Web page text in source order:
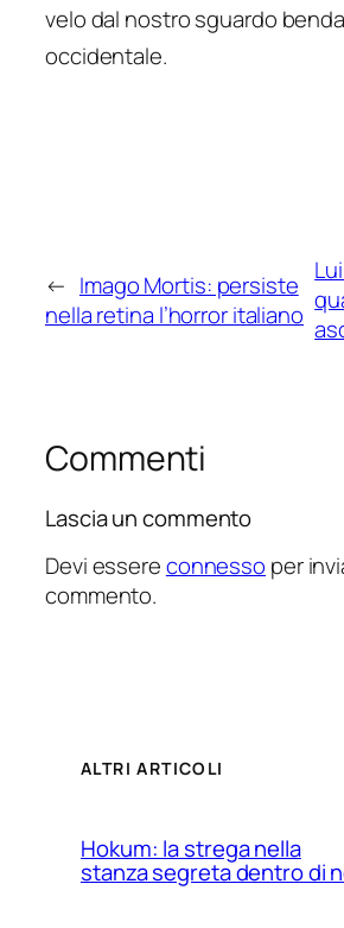
velo dal nostro sguardo
occidentale.
← Imago Mortis: persiste
nella retina l’horror italiano
Commenti
Lascia un commento
Devi essereconnesso per
commento.
ALTRI ARTICOLI
Hokum: la strega nella
stanza segreta dentro di